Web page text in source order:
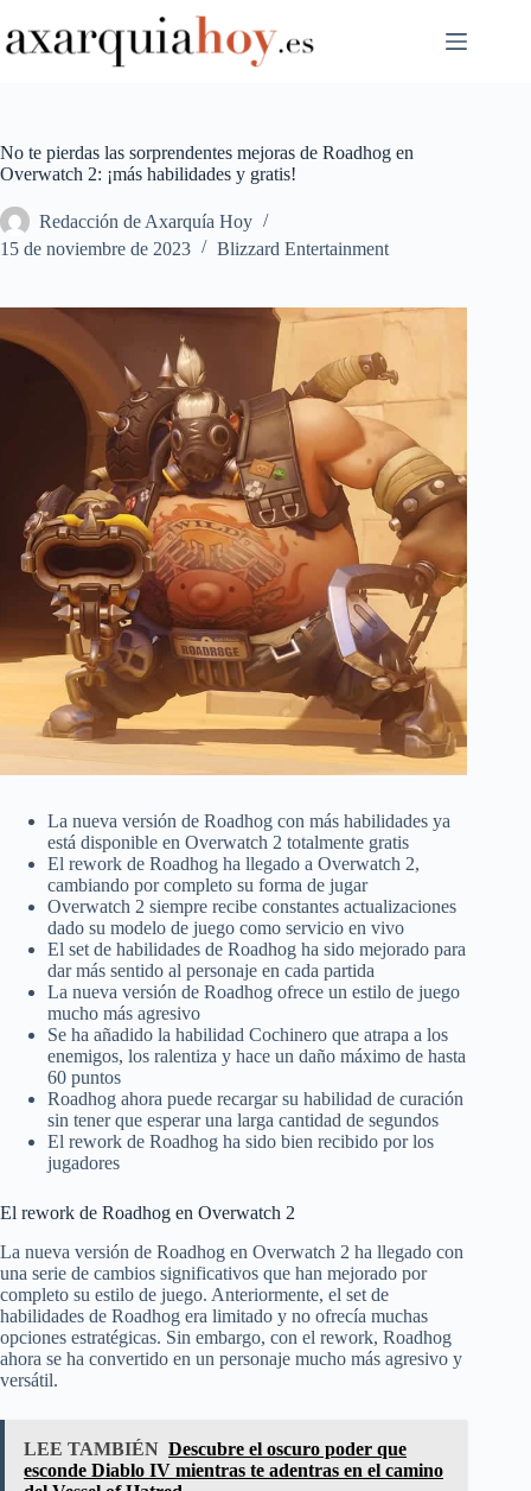
al
contenido
No te pierdas las sorprendentes mejoras de Roadhog en
Overwatch 2: ¡más habilidades y gratis!
Redacción de Axarquía Hoy
15 de noviembre de 2023
Blizzard Entertainment
La nueva versión de Roadhog con más habilidades ya
está disponible en Overwatch 2 totalmente gratis
El rework de Roadhog ha llegado a Overwatch 2,
cambiando por completo su forma de jugar
Overwatch 2 siempre recibe constantes actualizaciones
dado su modelo de juego como servicio en vivo
El set de habilidades de Roadhog ha sido mejorado para
dar más sentido al personaje en cada partida
La nueva versión de Roadhog ofrece un estilo de juego
mucho más agresivo
Se ha añadido la habilidad Cochinero que atrapa a los
enemigos, los ralentiza y hace un daño máximo de hasta
60 puntos
Roadhog ahora puede recargar su habilidad de curación
sin tener que esperar una larga cantidad de segundos
El rework de Roadhog ha sido bien recibido por los
jugadores
El rework de Roadhog en Overwatch 2
La nueva versión de Roadhog en Overwatch 2 ha llegado con
una serie de cambios significativos que han mejorado por
completo su estilo de juego. Anteriormente, el set de
habilidades de Roadhog era limitado y no ofrecía muchas
opciones estratégicas. Sin embargo, con el rework, Roadhog
ahora se ha convertido en un personaje mucho más agresivo y
versátil.
LEE TAMBIÉN Descubre el oscuro poder que
esconde Diablo IV mientras te adentras en el camino